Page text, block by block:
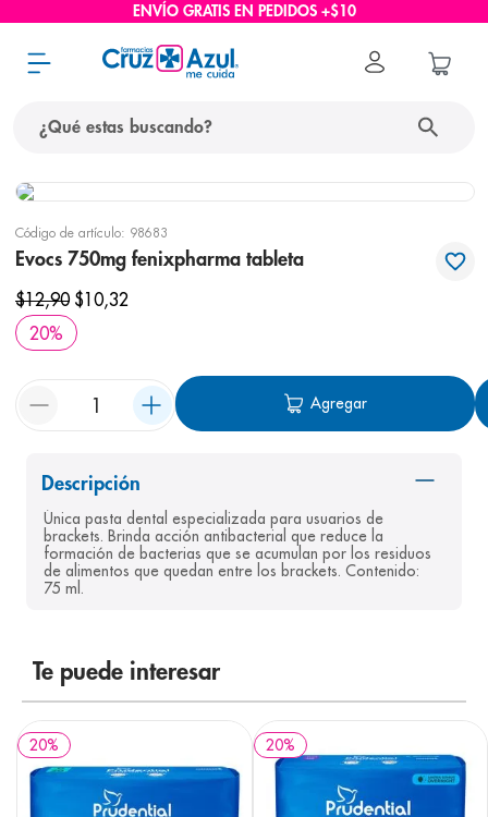
ENVÍO GRATIS EN PEDIDOS +$10
Código de artículo: 98683
Evocs 750mg fenixpharma tableta
$12,90 $10,32
20%
Agregar
Descripción
Única pasta dental especializada para usuarios de
brackets. Brinda acción antibacterial que reduce la
formación de bacterias que se acumulan por los residuos
de alimentos que quedan entre los brackets. Contenido:
75 ml.
Te puede interesar
20% 20%
términos más buscados
protector solar
3. eucerin
nivea
6. shampoo
7 bioderma
8. panolini
9. pediasure
10.desodorante